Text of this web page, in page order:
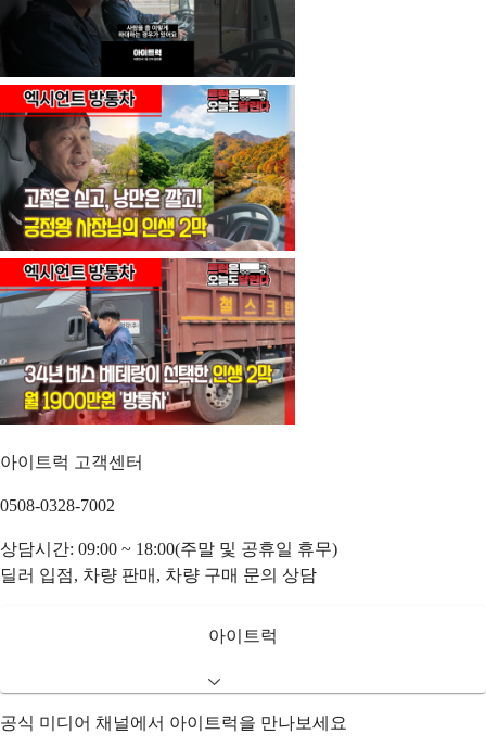
아이트럭 고객센터
0508-0328-7002
상담시간: 09:00 ~ 18:00(주말 및 공휴일 휴무)
딜러 입점, 차량 판매, 차량 구매 문의 상담
아이트럭
공식 미디어 채널에서 아이트럭을 만나보세요